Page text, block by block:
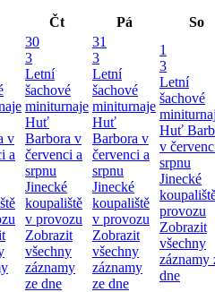
Čt Pá
So
v
a
30
3
Letní
šachové
miniturnaje
Huť
Barbora v
červenci a
srpnu
Jinecké
koupaliště
v provozu
Zobrazit
všechny
záznamy
ze dne
31
3
Letní
šachové
miniturnaje
Huť
Barbora v
červenci a
srpnu
Jinecké
koupaliště
v provozu
Zobrazit
všechny
záznamy
ze dne
1
3
Letní
šachové
Huť
v
srpnu
Jinecké
provozu
Zobrazit
všechny
záznamy
dne